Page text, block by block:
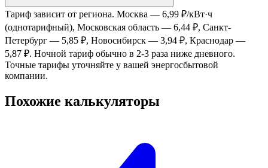
Тариф зависит от региона. Москва — 6,99 ₽/кВт·ч
(однотарифный), Московская область — 6,44 ₽, Санкт-
Петербург — 5,85 ₽, Новосибирск — 3,94 ₽, Краснодар —
5,87 ₽. Ночной тариф обычно в 2-3 раза ниже дневного.
Точные тарифы уточняйте у вашей энергосбытовой
компании.
Похожие калькуляторы